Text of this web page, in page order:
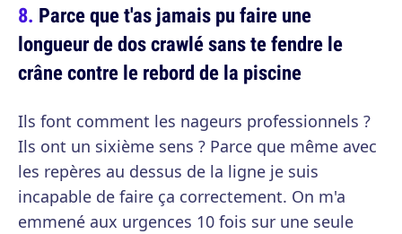
Parce que t'as jamais pu faire une
longueur de dos crawlé sans te fendre le
crâne contre le rebord de la piscine
Ils font comment les nageurs professionnels ?
Ils ont un sixième sens ? Parce que même avec
les repères au dessus de la ligne je suis
incapable de faire ça correctement. On m'a
emmené aux urgences 10 fois sur une seule